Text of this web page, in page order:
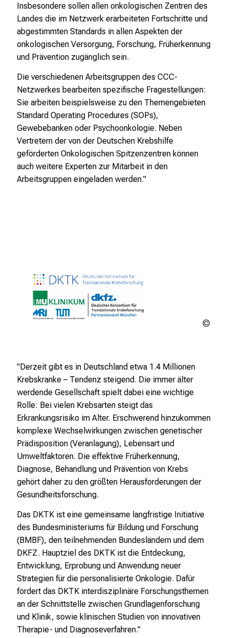
Insbesondere sollen allen onkologischen Zentren des
Landes die im Netzwerk erarbeiteten Fortschritte und
abgestimmten Standards in allen Aspekten der
onkologischen Versorgung, Forschung, Früherkennung
und Prävention zugänglich sein.
Die verschiedenen Arbeitsgruppen des CCC-
Netzwerkes bearbeiten spezifische Fragestellungen:
Sie arbeiten beispielsweise zu den Themengebieten
Standard Operating Procedures (SOPs),
Gewebebanken oder Psychoonkologie. Neben
Vertretern der von der Deutschen Krebshilfe
geförderten Onkologischen Spitzenzentren können
auch weitere Experten zur Mitarbeit in den
Arbeitsgruppen eingeladen werden."
"Derzeit gibt es in Deutschland etwa 1.4 Millionen
Krebskranke – Tendenz steigend. Die immer älter
werdende Gesellschaft spielt dabei eine wichtige
Rolle: Bei vielen Krebsarten steigt das
Erkrankungsrisiko im Alter. Erschwerend hinzukommen
komplexe Wechselwirkungen zwischen genetischer
Prädisposition (Veranlagung), Lebensart und
Umweltfaktoren. Die effektive Früherkennung,
Diagnose, Behandlung und Prävention von Krebs
gehört daher zu den größten Herausforderungen der
Gesundheitsforschung.
Das DKTK ist eine gemeinsame langfristige Initiative
des Bundesministeriums für Bildung und Forschung
(BMBF), den teilnehmenden Bundesländern und dem
DKFZ. Hauptziel des DKTK ist die Entdeckung,
Entwicklung, Erprobung und Anwendung neuer
Strategien für die personalisierte Onkologie. Dafür
fördert das DKTK interdisziplinäre Forschungsthemen
an der Schnittstelle zwischen Grundlagenforschung
und Klinik, sowie klinischen Studien von innovativen
Therapie- und Diagnoseverfahren."